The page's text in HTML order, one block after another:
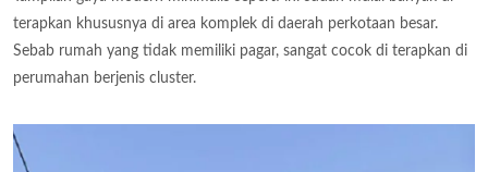
terapkan khususnya di area komplek di daerah perkotaan besar.
Sebab rumah yang tidak memiliki pagar, sangat cocok di terapkan di
perumahan berjenis cluster.